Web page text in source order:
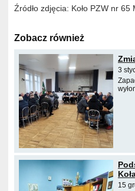
Źródło zdjęcia: Koło PZW nr 65
Zobacz również
3
15